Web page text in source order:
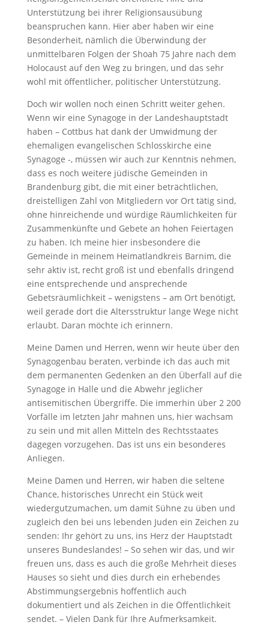
Unterstützung bei ihrer Religionsausübung
beanspruchen kann. Hier aber haben wir eine
Besonderheit, nämlich die Überwindung der
unmittelbaren Folgen der Shoah 75 Jahre nach dem
Holocaust auf den Weg zu bringen, und das sehr
wohl mit öffentlicher, politischer Unterstützung.
Doch wir wollen noch einen Schritt weiter gehen.
Wenn wir eine Synagoge in der Landeshauptstadt
haben – Cottbus hat dank der Umwidmung der
ehemaligen evangelischen Schlosskirche eine
Synagoge -, müssen wir auch zur Kenntnis nehmen,
dass es noch weitere jüdische Gemeinden in
Brandenburg gibt, die mit einer beträchtlichen,
dreistelligen Zahl von Mitgliedern vor Ort tätig sind,
ohne hinreichende und würdige Räumlichkeiten für
Zusammenkünfte und Gebete an hohen Feiertagen
zu haben. Ich meine hier insbesondere die
Gemeinde in meinem Heimatlandkreis Barnim, die
sehr aktiv ist, recht groß ist und ebenfalls dringend
eine entsprechende und ansprechende
Gebetsräumlichkeit – wenigstens – am Ort benötigt,
weil gerade dort die Altersstruktur lange Wege nicht
erlaubt. Daran möchte ich erinnern.
Meine Damen und Herren, wenn wir heute über den
Synagogenbau beraten, verbinde ich das auch mit
dem permanenten Gedenken an den Überfall auf die
Synagoge in Halle und die Abwehr jeglicher
antisemitischen Übergriffe. Die immerhin über 2 200
Vorfälle im letzten Jahr mahnen uns, hier wachsam
zu sein und mit allen Mitteln des Rechtsstaates
dagegen vorzugehen. Das ist uns ein besonderes
Anliegen.
Meine Damen und Herren, wir haben die seltene
Chance, historisches Unrecht ein Stück weit
wiedergutzumachen, um damit Sühne zu üben und
zugleich den bei uns lebenden Juden ein Zeichen zu
senden: Ihr gehört zu uns, ins Herz der Hauptstadt
unseres Bundeslandes! – So sehen wir das, und wir
freuen uns, dass es auch die große Mehrheit dieses
Hauses so sieht und dies durch ein erhebendes
Abstimmungsergebnis hoffentlich auch
dokumentiert und als Zeichen in die Öffentlichkeit
sendet. – Vielen Dank für Ihre Aufmerksamkeit.